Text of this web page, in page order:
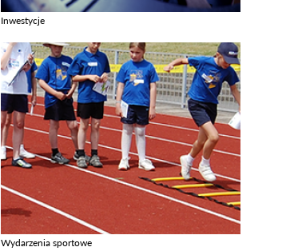
Inwestycje
Wydarzenia sportowe